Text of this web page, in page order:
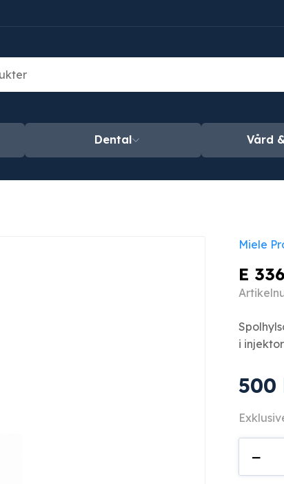
Dental Vård
Miele
E 336
i
500
−
336
mängd